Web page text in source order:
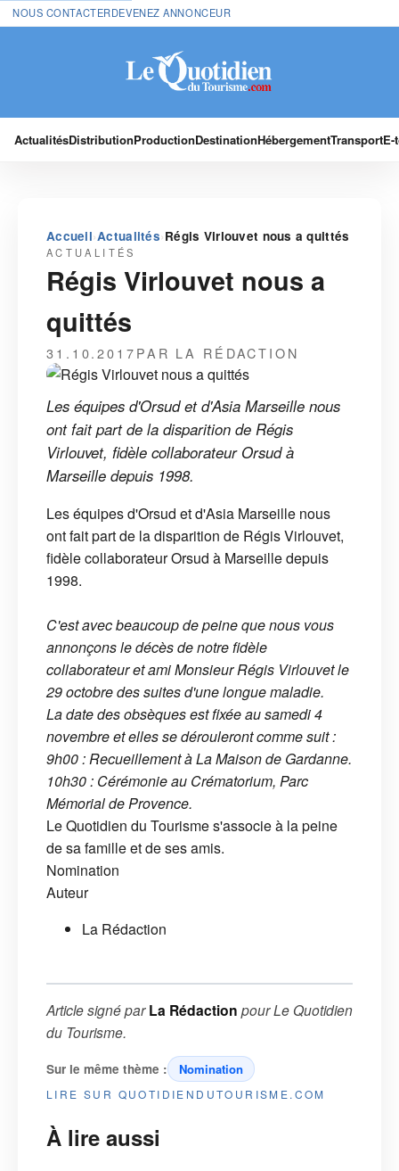
NOUS CONTACTERDEVENEZ ANNONCEUR
ActualitésDistributionProductionDestinationHébergementTransport
Accueil›Actualités›Régis Virlouvet nous a quittés
ACTUALITÉS
Régis Virlouvet nous a
quittés
31.10.2017PAR LA RÉDACTION
Les équipes d'Orsud et d'Asia Marseille nous
ont fait part de la disparition de Régis
Virlouvet, fidèle collaborateur Orsud à
Marseille depuis 1998.
Les équipes d'Orsud et d'Asia Marseille nous
ont fait part de la disparition de Régis Virlouvet,
fidèle collaborateur Orsud à Marseille depuis
1998.
C'est avec beaucoup de peine que nous vous
annonçons le décès de notre fidèle
collaborateur et ami Monsieur Régis Virlouvet le
29 octobre des suites d'une longue maladie.
La date des obsèques est fixée au samedi 4
novembre et elles se dérouleront comme suit :
9h00 : Recueillement à La Maison de Gardanne.
10h30 : Cérémonie au Crématorium, Parc
Mémorial de Provence.
Le Quotidien du Tourisme s'associe à la peine
de sa famille et de ses amis.
Nomination
Auteur
La Rédaction
Article signé parLa Rédaction pourLe Quotidien
du Tourisme.
Sur le même thème : Nomination
LIRE SUR QUOTIDIENDUTOURISME.COM
À lire aussi